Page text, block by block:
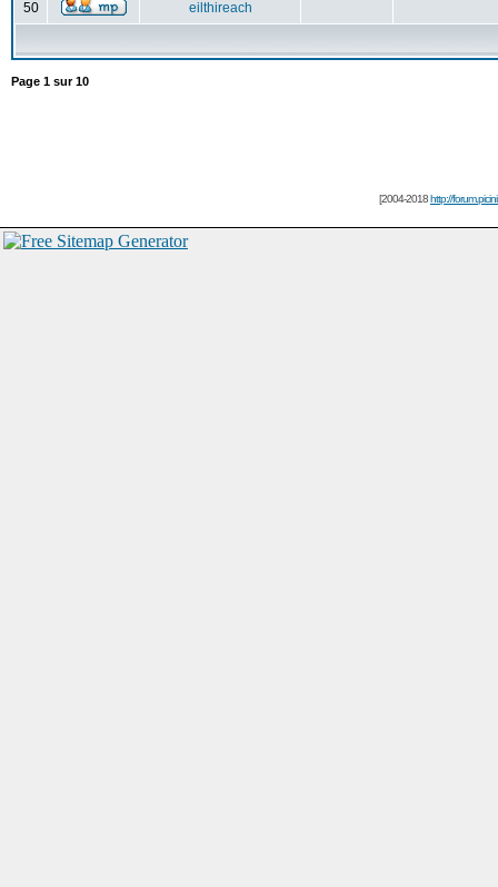
50 eilthireach
Page 1 sur10
[2004-2018http://